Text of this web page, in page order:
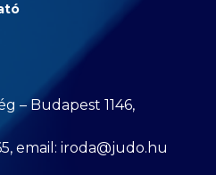
– Budapest 1146,
email: iroda@judo.hu